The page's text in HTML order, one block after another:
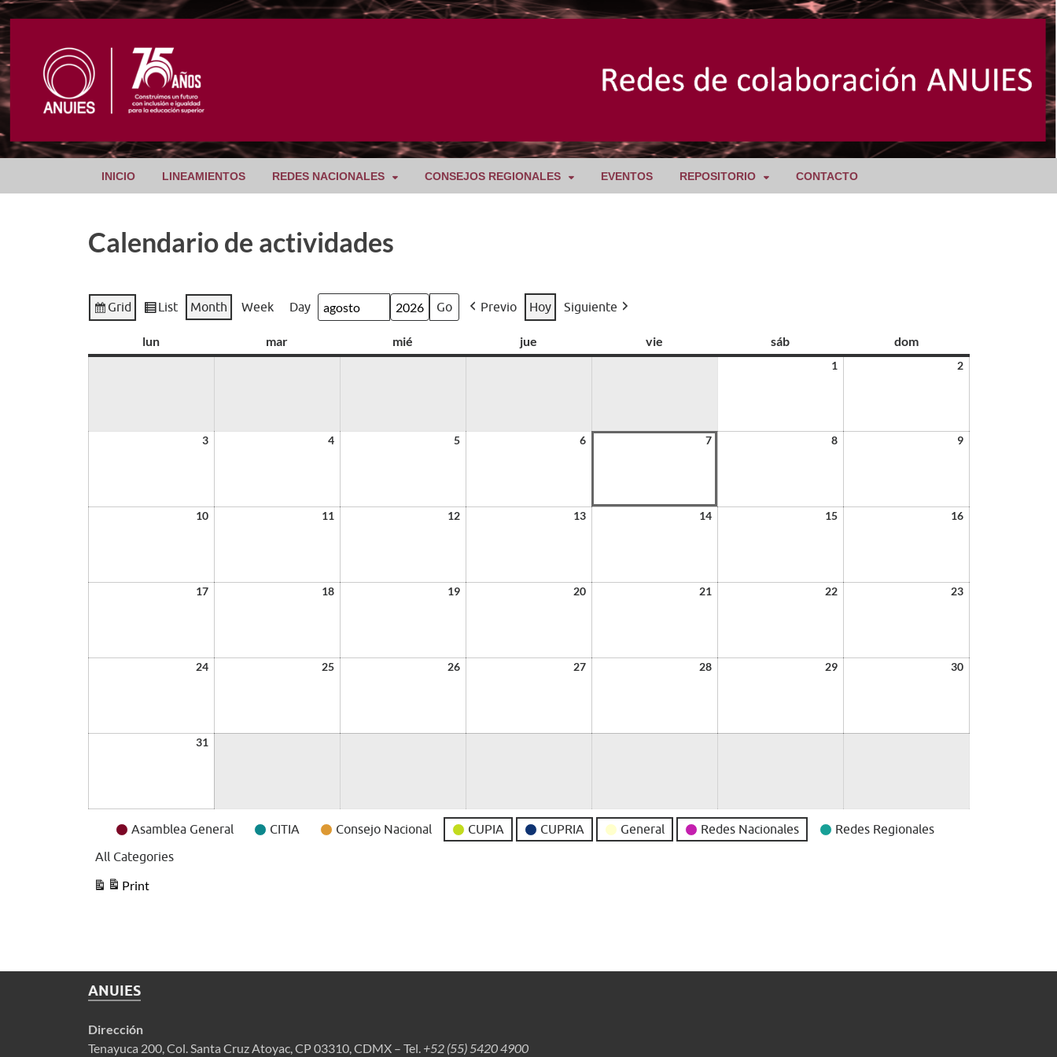
INICIO LINEAMIENTOS REDES NACIONALES CONSEJOS REGIONALES EVENTOS REPOSITORIO CONTACTO
Calendario de actividades
View
Grid
View
as
List Month Week Day
Month
Year
Previo Hoy Siguiente
lun mar mié jue vie sáb dom
1 2
3 4 5 6 7 8 9
10 11 12 13 14 15 16
17 18 19 20 21 22 23
24 25 26 27 28 29 30
31
Event
Asamblea General CITIA Consejo Nacional CUPIA CUPRIA General Redes Nacionales
Redes Regionales
All Categories
Print
View
ANUIES
Dirección
Tenayuca 200, Col. Santa Cruz Atoyac, CP 03310, CDMX – Tel. +52 (55) 5420 4900